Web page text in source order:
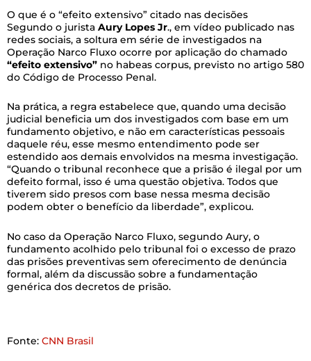
O que é o “efeito extensivo” citado nas decisões
Segundo o jurista Aury Lopes Jr., em vídeo publicado nas
redes sociais, a soltura em série de investigados na
Operação Narco Fluxo ocorre por aplicação do chamado
“efeito extensivo” no habeas corpus, previsto no artigo 580
do Código de Processo Penal.
Na prática, a regra estabelece que, quando uma decisão
judicial beneficia um dos investigados com base em um
fundamento objetivo, e não em características pessoais
daquele réu, esse mesmo entendimento pode ser
estendido aos demais envolvidos na mesma investigação.
“Quando o tribunal reconhece que a prisão é ilegal por um
defeito formal, isso é uma questão objetiva. Todos que
tiverem sido presos com base nessa mesma decisão
podem obter o benefício da liberdade”, explicou.
No caso da Operação Narco Fluxo, segundo Aury, o
fundamento acolhido pelo tribunal foi o excesso de prazo
das prisões preventivas sem oferecimento de denúncia
formal, além da discussão sobre a fundamentação
genérica dos decretos de prisão.
Fonte: CNN Brasil